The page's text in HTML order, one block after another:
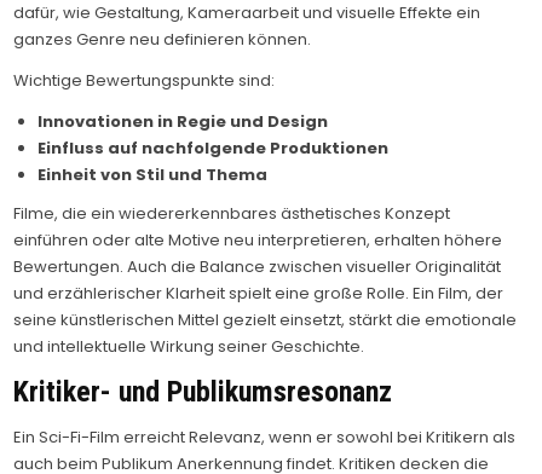
dafür, wie Gestaltung, Kameraarbeit und visuelle Effekte ein
ganzes Genre neu definieren können.
Wichtige Bewertungspunkte sind:
Innovationen in Regie und Design
Einfluss auf nachfolgende Produktionen
Einheit von Stil und Thema
Filme, die ein wiedererkennbares ästhetisches Konzept
einführen oder alte Motive neu interpretieren, erhalten höhere
Bewertungen. Auch die Balance zwischen visueller Originalität
und erzählerischer Klarheit spielt eine große Rolle. Ein Film, der
seine künstlerischen Mittel gezielt einsetzt, stärkt die emotionale
und intellektuelle Wirkung seiner Geschichte.
Kritiker- und Publikumsresonanz
Ein Sci-Fi-Film erreicht Relevanz, wenn er sowohl bei Kritikern als
auch beim Publikum Anerkennung findet. Kritiken decken die